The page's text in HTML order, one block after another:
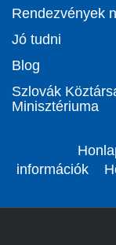
Rendezvények
Jó tudni
Blog
Szlovák
Minisztériuma
információk